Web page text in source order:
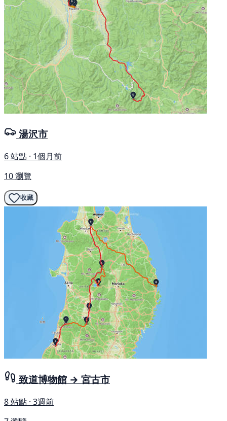
湯沢市
6 站點 · 1個月前
10 瀏覽
收藏
致道博物館 → 宮古市
8 站點 · 3週前